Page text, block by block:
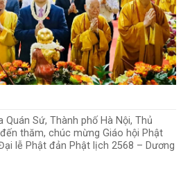
Sứ, Thành phố Hà Nội, Thủ
thăm, chúc mừng Giáo hội Phật
lễ Phật đản Phật lịch 2568 – Dương